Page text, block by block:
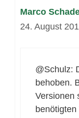
Marco
24. August
@Schulz:
behoben.
Versionen